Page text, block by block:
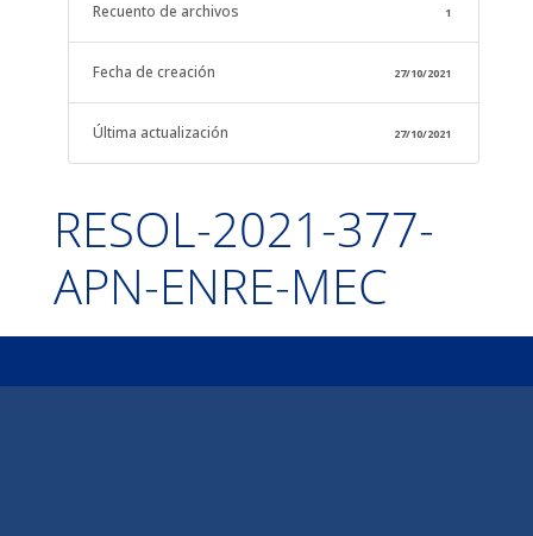
Recuento de archivos 1
Fecha de creación 27/10/2021
Última actualización 27/10/2021
RESOL-2021-377-
APN-ENRE-MEC